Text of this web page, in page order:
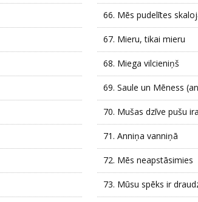
66. Mēs pudelītes
67. Mieru, tikai mieru
68. Miega vilcieniņš
69. Saule un Mēness
70. Mušas dzīve pušu
71. Anniņa vanniņā
72. Mēs neapstāsimies
73. Mūsu spēks ir